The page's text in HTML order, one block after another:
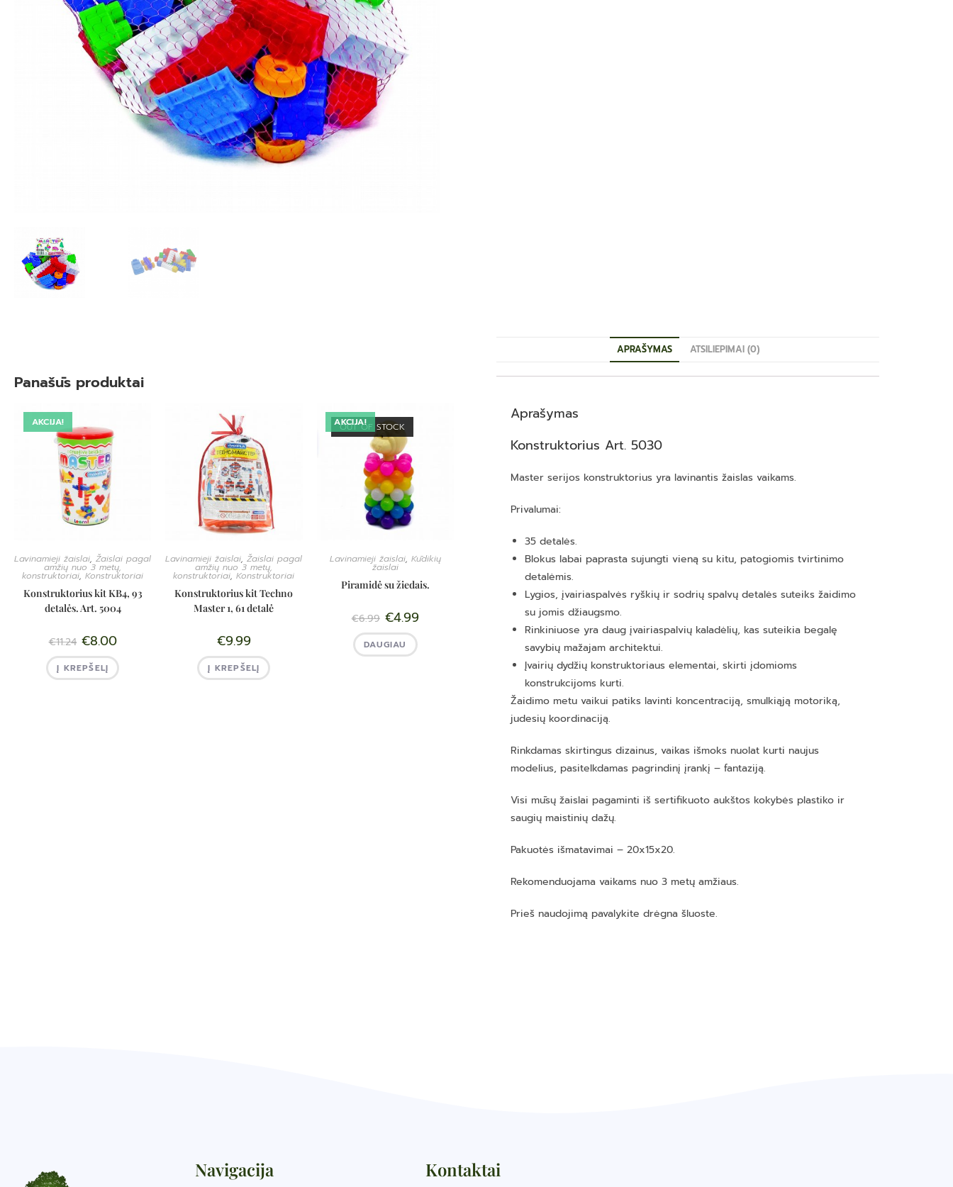
Panašūs produktai
AKCIJA!
Lavinamieji žaislai,Žaislai pagal
amžių nuo 3 metų,
konstruktoriai,Konstruktoriai
Konstruktorius kit KB4, 93
detalės. Art. 5004
€11.24 €8.00
Į KREPŠELĮ
Lavinamieji žaislai,Žaislai pagal
amžių nuo 3 metų,
konstruktoriai,Konstruktoriai
Konstruktorius kit Techno
Master 1, 61 detalė
€9.99
Į KREPŠELĮ
OUT OF STOCK
AKCIJA!
Lavinamieji žaislai, Kūdikių
žaislai
Piramidė su žiedais.
€6.99 €4.99
DAUGIAU
APRAŠYMAS ATSILIEPIMAI (0)
Aprašymas
Konstruktorius Art. 5030
Master serijos konstruktorius yra lavinantis žaislas vaikams.
Privalumai:
35 detalės.
Blokus labai paprasta sujungti vieną su kitu, patogiomis tvirtinimo
detalėmis.
Lygios, įvairiaspalvės ryškių ir sodrių spalvų detalės suteiks žaidimo
su jomis džiaugsmo.
Rinkiniuose yra daug įvairiaspalvių kaladėlių, kas suteikia begalę
savybių mažajam architektui.
Įvairių dydžių konstruktoriaus elementai, skirti įdomioms
konstrukcijoms kurti.
Žaidimo metu vaikui patiks lavinti koncentraciją, smulkiąją motoriką,
judesių koordinaciją.
Rinkdamas skirtingus dizainus, vaikas išmoks nuolat kurti naujus
modelius, pasitelkdamas pagrindinį įrankį – fantaziją.
Visi mūsų žaislai pagaminti iš sertifikuoto aukštos kokybės plastiko ir
saugių maistinių dažų.
Pakuotės išmatavimai – 20x15x20.
Rekomenduojama vaikams nuo 3 metų amžiaus.
Prieš naudojimą pavalykite drėgna šluoste.
Navigacija Kontaktai